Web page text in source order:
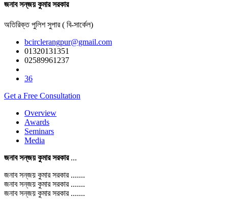
জনাব সন্‌জয় কুমার সরকার
অতিরিক্ত পুলিশ সুপার ( বি-সার্কেল)
bcirclerangpur@gmail.com
01320131351
02589961237
36
Get a Free Consultation
Overview
Awards
Seminars
Media
জনাব সন্‌জয় কুমার সরকার...
জনাব সন্‌জয় কুমার সরকার .......
জনাব সন্‌জয় কুমার সরকার .......
জনাব সন্‌জয় কুমার সরকার .......